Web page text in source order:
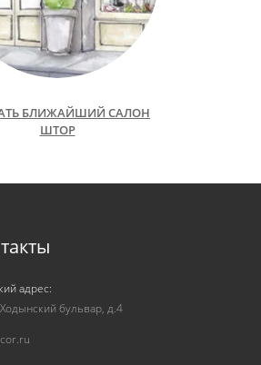
БЛИЖАЙШИЙ САЛОН
ШТОР
адрес:
бульвар, д.4